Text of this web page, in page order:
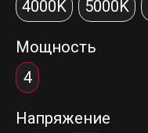
4000K
5000K
Мощность
4
Напряжение